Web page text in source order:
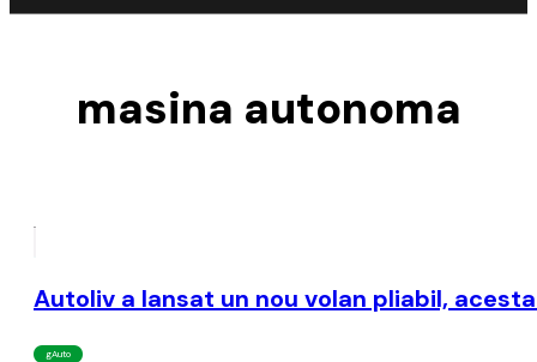
masina autonoma
Autoliv a lansat un nou volan pliabil,
gAuto